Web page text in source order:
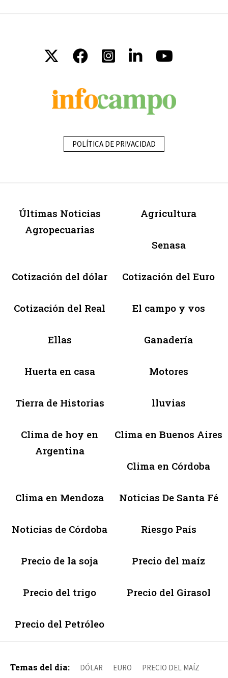
POLÍTICA DE PRIVACIDAD
Últimas Noticias
Agropecuarias
Agricultura
Senasa
Cotización del dólar Cotización del Euro
Cotización del Real El campo y vos
Ellas Ganadería
Huerta en casa Motores
Tierra de Historias lluvias
Clima de hoy en
Argentina
Clima en Buenos Aires
Clima en Córdoba
Clima en Mendoza Noticias De Santa Fé
Noticias de Córdoba Riesgo País
Precio de la soja Precio del maíz
Precio del trigo Precio del Girasol
Precio del Petróleo
Temas del día: DÓLAR EURO PRECIO DEL MAÍZ